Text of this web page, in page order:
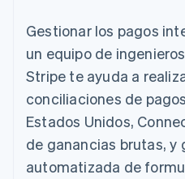
Gestionar los pagos
un equipo de
Stripe te ayuda a
conciliaciones de
Estados Unidos,
de ganancias brutas, y
automatizada de